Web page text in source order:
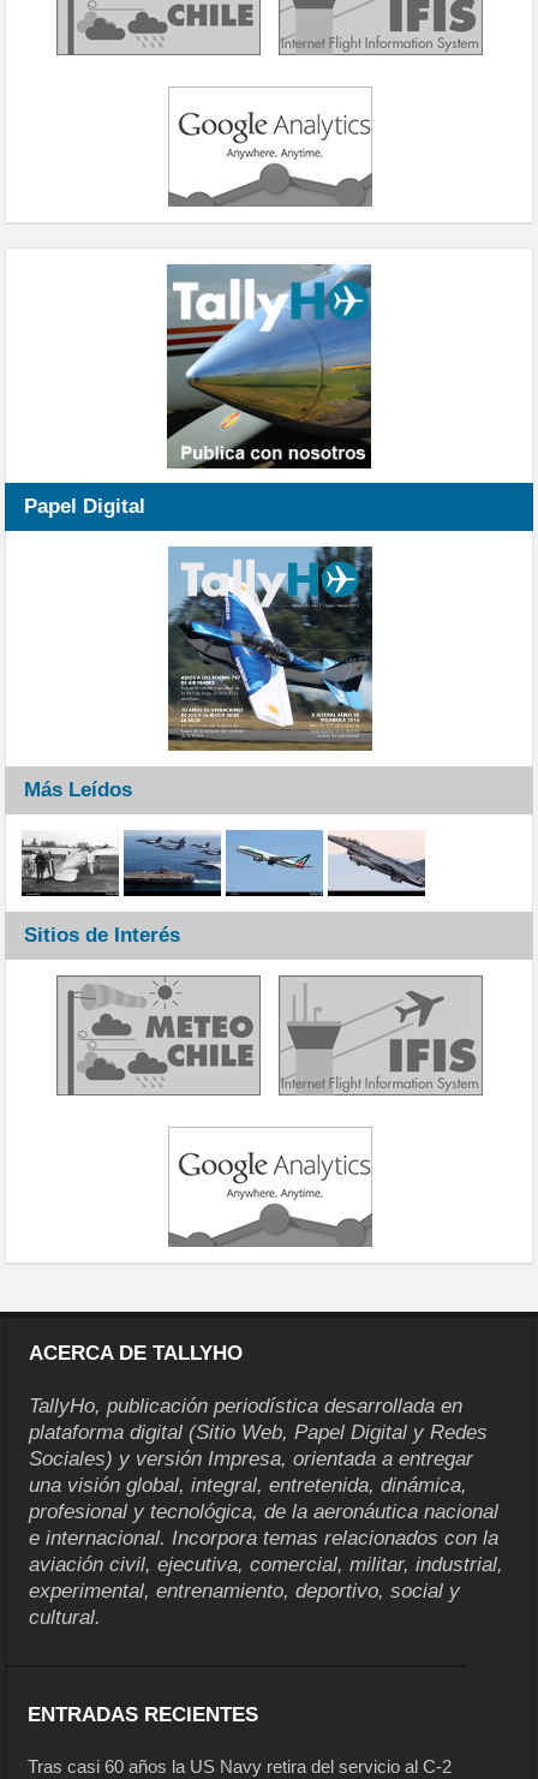
Papel Digital
Más Leídos
Sitios de Interés
ACERCA DE TALLYHO
TallyHo, publicación periodística desarrollada en
plataforma digital (Sitio Web, Papel Digital y Redes
Sociales) y versión Impresa, orientada a entregar
una visión global, integral, entretenida, dinámica,
profesional y tecnológica, de la aeronáutica nacional
e internacional. Incorpora temas relacionados con la
aviación civil, ejecutiva, comercial, militar, industrial,
experimental, entrenamiento, deportivo, social y
cultural.
ENTRADAS RECIENTES
Tras casi 60 años la US Navy retira del servicio al C-2